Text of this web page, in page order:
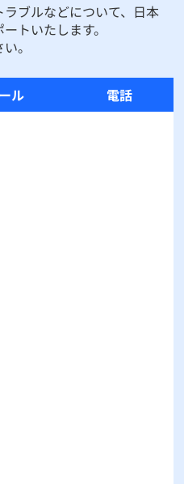
ル 電話
ブルなどについて、日本
トいたします。
。